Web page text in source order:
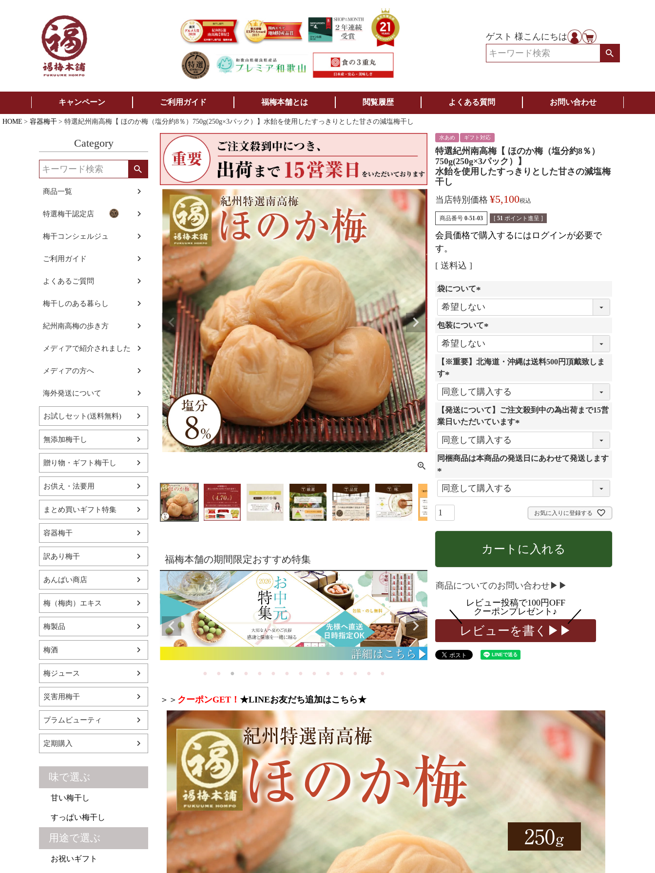
ゲスト 様こんにちは
検索
キャンペーン ご利用ガイド 福梅本舗とは 閲覧履歴 よくある質問 お問い合わせ
HOME 容器梅干 特選紀州南高梅【 ほのか梅（塩分約8％）750g(250g×3パック）】水飴を使用したすっきりとした甘さの減塩梅干し
Category
商品一覧
特選梅干認定店
梅干コンシェルジュ
ご利用ガイド
よくあるご質問
梅干しのある暮らし
紀州南高梅の歩き方
メディアで紹介されました
メディアの方へ
海外発送について
お試しセット(送料無料)
無添加梅干し
贈り物・ギフト梅干し
お供え・法要用
まとめ買いギフト特集
容器梅干
訳あり梅干
あんばい商店
梅（梅肉）エキス
梅製品
梅酒
梅ジュース
災害用梅干
プラムビューティ
定期購入
味で選ぶ
甘い梅干し
すっぱい梅干し
用途で選ぶ
お祝いギフト
福梅本舗の期間限定おすすめ特集
水あめ ギフト対応
特選紀州南高梅【 ほのか梅（塩分約8％）
750g(250g×3パック）】
水飴を使用したすっきりとした甘さの減塩梅
干し
当店特別価格 ¥5,100税込
商品番号 0-51-03 [ 51 ポイント進呈 ]
会員価格で購入するにはログインが必要で
す。
送料込
袋について
(
必
須
)
包装について
必
須
【※重要】北海道・沖縄は送料500円頂戴致しま
す
(
必
須
)
【発送について】ご注文殺到中の為出荷まで15営
業日いただいています
必
須
同梱商品は本商品の発送日にあわせて発送します
必
須
)
お気に入りに登録する
カートに入れる
商品についてのお問い合わせ▶▶
レビューを書く▶▶
＞＞ クーポンGET！ ★LINEお友だち追加はこちら★
紀州特選南高梅
ほのか梅
250g